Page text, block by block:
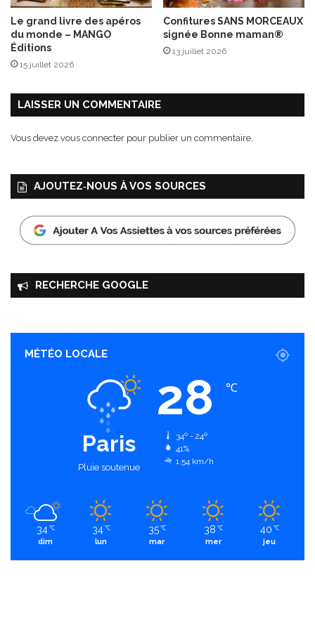
s
c
o
i
l
Le grand livre des apéros
du monde – MANGO
Éditions
15 juillet 2026
Confitures SANS MORCEAUX
signée Bonne maman®
13 juillet 2026
LAISSER UN COMMENTAIRE
Vous devez vous connecter pour publier un commentaire.
AJOUTEZ‑NOUS À VOS SOURCES
RECHERCHE GOOGLE
MÉTÉO LOCALE
Paris
Pluie soutenue
28 ℃
34º - 24º
41%
1.54 km/h
34 ℃
dim
34 ℃
lun
35 ℃
mar
38 ℃
mer
40 ℃
jeu